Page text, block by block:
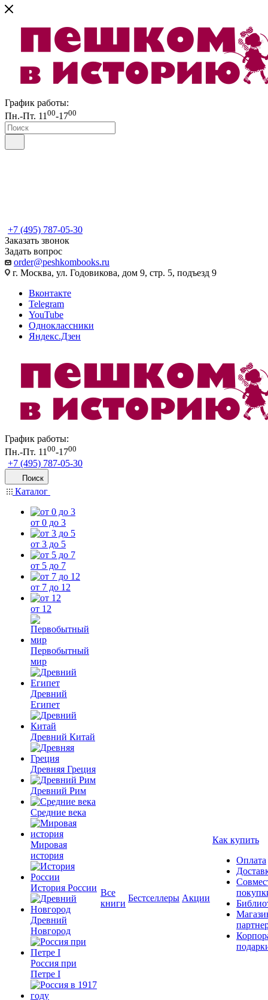
График работы:
Пн.-Пт. 11 00-1700
+7 (495) 787-05-30
Заказать звонок
Задать вопрос
order@peshkombooks.ru
г. Москва, ул. Годовикова, дом 9, стр. 5, подъезд 9
Вконтакте
Telegram
YouTube
Одноклассники
Яндекс.Дзен
График работы:
Пн.-Пт. 1100-1700
+7 (495) 787-05-30
Поиск
Каталог
от 0 до 3
от 3 до 5
от 5 до 7
от 7 до 12
от 12
Первобытный
мир
Древний
Египет
Древний Китай
Древняя Греция
Древний Рим
Средние века
Мировая
история
История России
Древний
Новгород
Россия при
Петре I
Все
книги
Бестселлеры Акции
Как купить
Оплата